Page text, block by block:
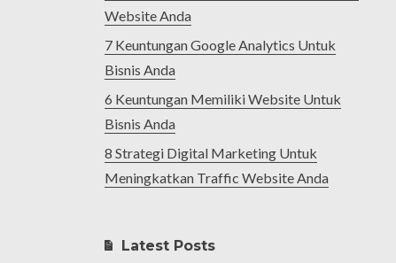
Website Anda
7 Keuntungan Google Analytics Untuk
Bisnis Anda
6 Keuntungan Memiliki Website Untuk
Bisnis Anda
8 Strategi Digital Marketing Untuk
Meningkatkan Traffic Website Anda
Latest Posts